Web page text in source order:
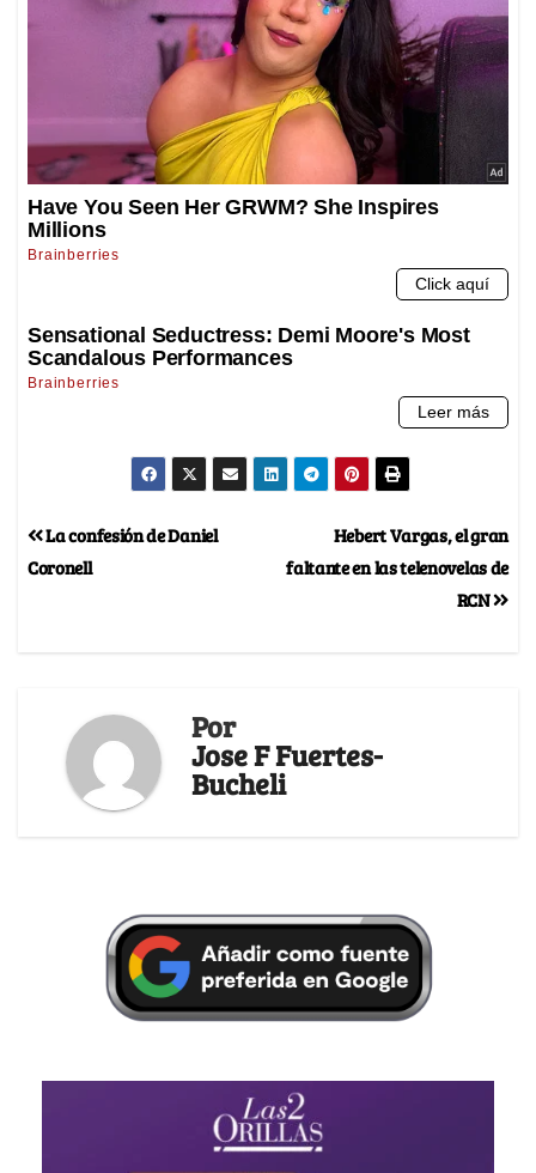
Hebert Vargas, el gran
faltante en las telenovelas de
RCN
La confesión de Daniel
Coronell
Por
Jose F Fuertes-
Bucheli